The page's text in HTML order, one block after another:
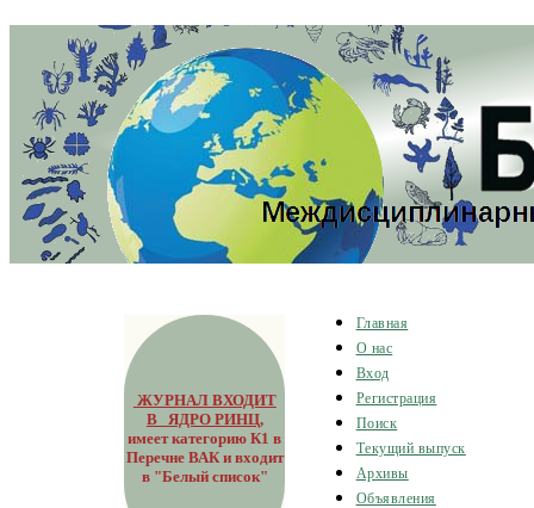
ЖУРНАЛ ВХОДИТ
В ЯДРО РИНЦ,
имеет категорию К1 в
Перечне ВАК и входит
в "Белый список"
Главная
О нас
Вход
Регистрация
Поиск
Текущий выпуск
Архивы
Объявления